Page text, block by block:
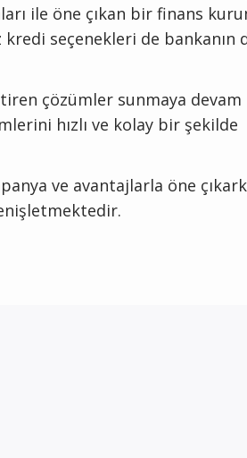
ile öne çıkan bir finans
seçenekleri de bankanın
çözümler sunmaya devam
hızlı ve kolay bir şekilde
ve avantajlarla öne